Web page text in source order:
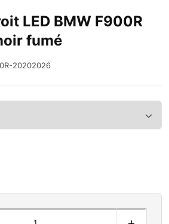
LED BMW F900R
fumé
20202026